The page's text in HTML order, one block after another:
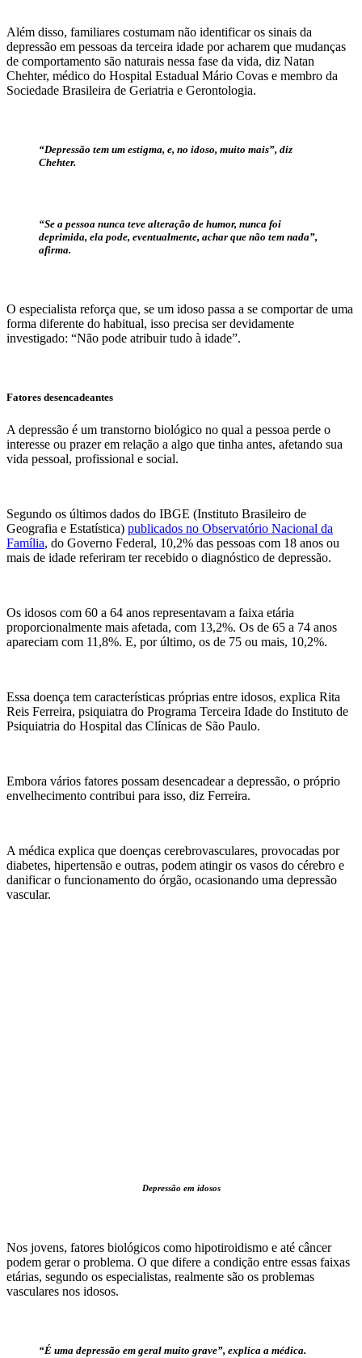
Além disso, familiares costumam não identificar os sinais da
depressão em pessoas da terceira idade por acharem que mudanças
de comportamento são naturais nessa fase da vida, diz Natan
Chehter, médico do Hospital Estadual Mário Covas e membro da
Sociedade Brasileira de Geriatria e Gerontologia.
“Depressão tem um estigma, e, no idoso, muito mais”, diz
Chehter.
“Se a pessoa nunca teve alteração de humor, nunca foi
deprimida, ela pode, eventualmente, achar que não tem nada”,
afirma.
O especialista reforça que, se um idoso passa a se comportar de uma
forma diferente do habitual, isso precisa ser devidamente
investigado: “Não pode atribuir tudo à idade”.
Fatores desencadeantes
A depressão é um transtorno biológico no qual a pessoa perde o
interesse ou prazer em relação a algo que tinha antes, afetando sua
vida pessoal, profissional e social.
Segundo os últimos dados do IBGE (Instituto Brasileiro de
Geografia e Estatística) publicados no Observatório Nacional da
Família, do Governo Federal, 10,2% das pessoas com 18 anos ou
mais de idade referiram ter recebido o diagnóstico de depressão.
Os idosos com 60 a 64 anos representavam a faixa etária
proporcionalmente mais afetada, com 13,2%. Os de 65 a 74 anos
apareciam com 11,8%. E, por último, os de 75 ou mais, 10,2%.
Essa doença tem características próprias entre idosos, explica Rita
Reis Ferreira, psiquiatra do Programa Terceira Idade do Instituto de
Psiquiatria do Hospital das Clínicas de São Paulo.
Embora vários fatores possam desencadear a depressão, o próprio
envelhecimento contribui para isso, diz Ferreira.
A médica explica que doenças cerebrovasculares, provocadas por
diabetes, hipertensão e outras, podem atingir os vasos do cérebro e
danificar o funcionamento do órgão, ocasionando uma depressão
vascular.
Depressão em idosos
Nos jovens, fatores biológicos como hipotiroidismo e até câncer
podem gerar o problema. O que difere a condição entre essas faixas
etárias, segundo os especialistas, realmente são os problemas
vasculares nos idosos.
“É uma depressão em geral muito grave”, explica a médica.